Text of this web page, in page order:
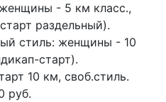
- 5 км класс.,
раздельный).
стиль: женщины - 10
старт).
10 км, своб.стиль.
руб.